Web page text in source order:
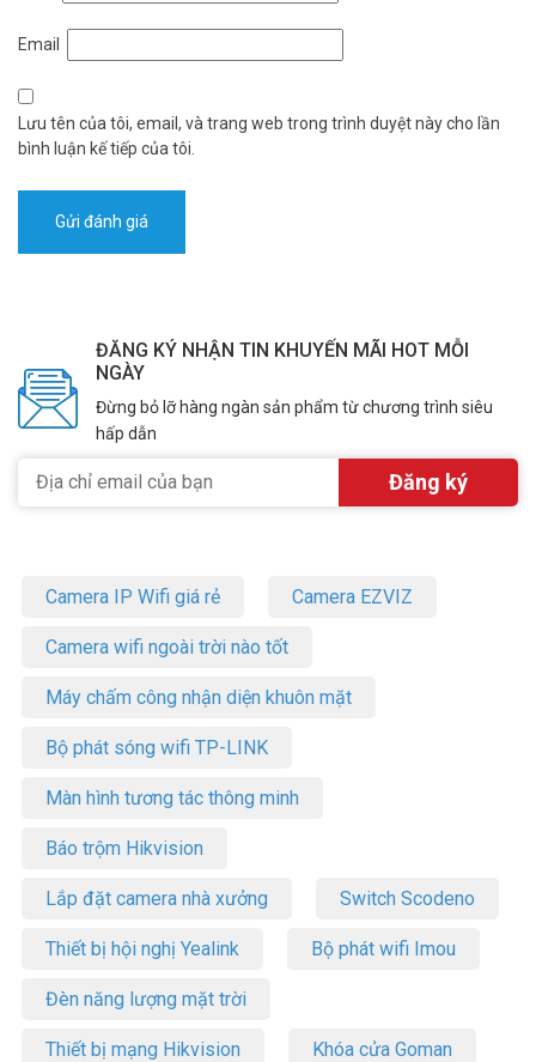
để nhắc nhở. Các thông điệp hoặc lời thoại có thể được ghi âm
trước và phát lại theo lịch định sẵn trên loa của điện thoại máy
nhánh để mô phỏng như đang có người hiện diện.
– Hỗ trợ cảm biến báo động: Lắp bộ cảm biến hồng ngoại hoặc bộ
cảm biến chuyển động. Khi có kẻ xâm nhập, hệ thống sẽ phát ra loa
điện thoại hoặc loa vô tuyến lời cảnh báo được ghi âm sẵn.
– Chức năng chuyển sang chế độ nghỉ Standby ngoài giờ làm việc
– Thiết kế treo tường, lắp trên sàn nhà hoặc lắp trên Rack 19 inch.
Email
Lưu tên của tôi, email, và trang web trong trình duyệt này cho lần
bình luận kế tiếp của tôi.
ĐĂNG KÝ NHẬN TIN KHUYẾN MÃI HOT MỖI
NGÀY
Đừng bỏ lỡ hàng ngàn sản phẩm từ chương trình siêu
hấp dẫn
Camera IP Wifi giá rẻ Camera EZVIZ
Camera wifi ngoài trời nào tốt
Máy chấm công nhận diện khuôn mặt
Bộ phát sóng wifi TP-LINK
Màn hình tương tác thông minh
Báo trộm Hikvision
Lắp đặt camera nhà xưởng Switch Scodeno
Thiết bị hội nghị Yealink Bộ phát wifi Imou
Đèn năng lượng mặt trời
Thiết bị mạng Hikvision Khóa cửa Goman